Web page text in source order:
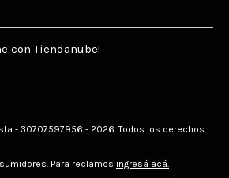
con Tiendanube!
- 30707597956 - 2026. Todos los derechos
Para reclamos ingresá acá.